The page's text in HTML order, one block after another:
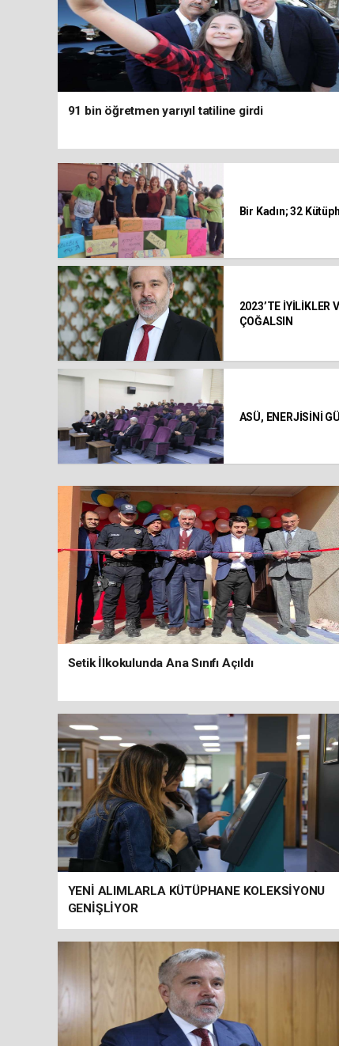
91 bin öğretmen yarıyıl tatiline girdi
Bir Kadın; 32
2023’TE İYİLİKLER
ÇOĞALSIN
ASÜ, ENERJİSİNİ
Setik İlkokulunda Ana Sınıfı Açıldı
YENİ ALIMLARLA KÜTÜPHANE KOLEKSİYONU
GENİŞLİYOR